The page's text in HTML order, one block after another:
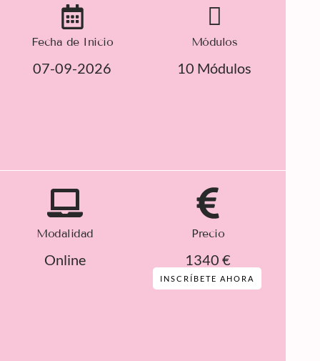
Fecha de Inicio
07-09-2026
Módulos
10 Módulos
Modalidad
Online
Precio
1340 €
INSCRÍBETE AHORA